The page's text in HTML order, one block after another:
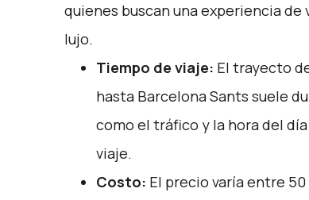
quienes buscan una experiencia
lujo.
Tiempo de viaje: El trayecto
hasta Barcelona Sants suele
como el tráfico y la hora del
viaje.
Costo: El precio varía entre